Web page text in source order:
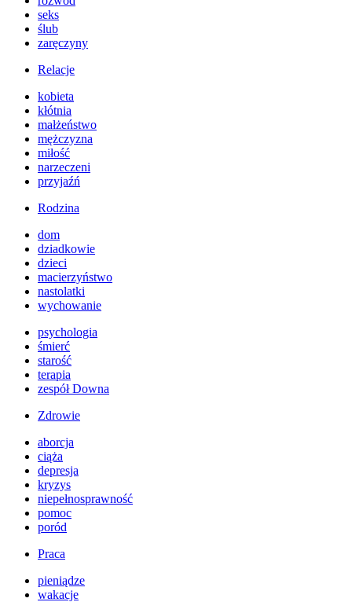
seks
ślub
zaręczyny
Relacje
kobieta
kłótnia
małżeństwo
mężczyzna
miłość
narzeczeni
przyjaźń
Rodzina
dom
dziadkowie
dzieci
macierzyństwo
nastolatki
wychowanie
psychologia
śmierć
starość
terapia
zespół Downa
Zdrowie
aborcja
ciąża
depresja
kryzys
niepełnosprawność
pomoc
poród
Praca
pieniądze
wakacje